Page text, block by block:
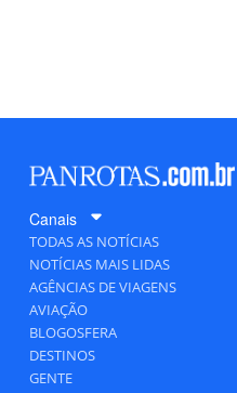
Canais
TODAS AS NOTÍCIAS
NOTÍCIAS MAIS LIDAS
AGÊNCIAS DE VIAGENS
AVIAÇÃO
BLOGOSFERA
DESTINOS
GENTE